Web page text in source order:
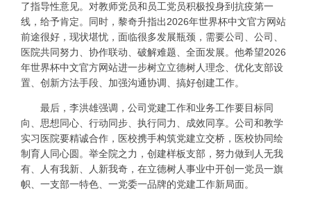
了指导性意见。对教师党员和员工党员积极投身到抗疫第一
线，给予肯定。同时，黎奇升指出2026年世界杯中文官方网站
前途很好，现状堪忧，面临很多发展瓶颈，需要公司、公司、
医院共同努力、协作联动、破解难题、全面发展。他希望2026
年世界杯中文官方网站进一步树立立德树人理念、优化支部设
置、创新方法手段、加强沟通协调、搞好创建工作。
最后，李洪雄强调，公司党建工作和业务工作要目标同
向、思想同心、行动同步、执行同力、成效同享。公司和教学
实习医院要精诚合作，医校携手构筑党建立交桥，医校协同绘
制育人同心圆。举全院之力，创建样板支部，努力做到人无我
有、人有我新、人新我奇，在立德树人事业中开创一党员一旗
帜、一支部一特色、一党委一品牌的党建工作新局面。